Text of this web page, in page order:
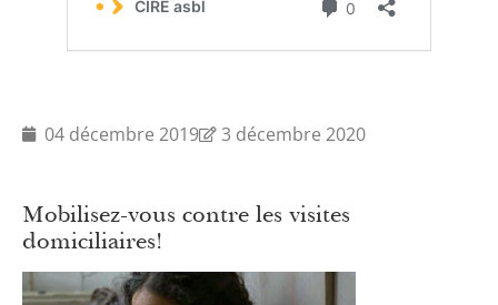
04 décembre 2019 3 décembre 2020
Mobilisez-vous contre les visites
domiciliaires!